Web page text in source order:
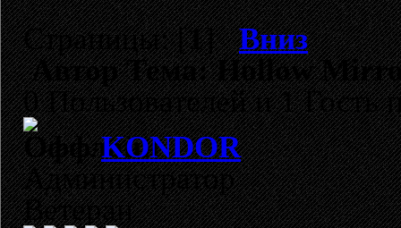
Страницы: [1]Вниз
АвторТема: Hollow
0 Пользователей и 1 Гость
KONDOR
Администратор
Ветеран